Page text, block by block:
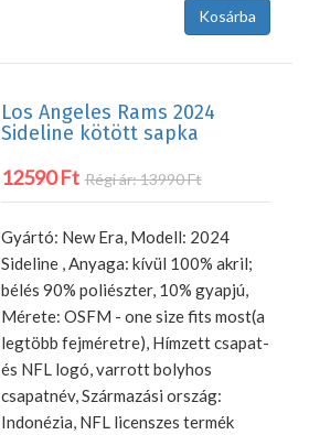
Los Angeles Rams 2024
Sideline kötött sapka
12590 Ft Régi ár: 13990 Ft
Gyártó: New Era, Modell: 2024
Sideline , Anyaga: kívül 100% akril;
bélés 90% poliészter, 10% gyapjú,
Mérete: OSFM - one size fits most(a
legtöbb fejméretre), Hímzett csapat-
és NFL logó, varrott bolyhos
csapatnév, Származási ország:
Indonézia, NFL licenszes termék